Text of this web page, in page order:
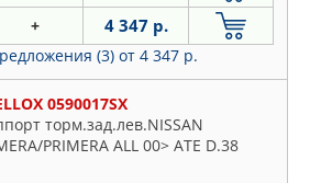
+ 4 347 р.
(3) от 4 347 р.
0590017SX
торм.зад.лев.NISSAN
PRIMERA ALL 00> ATE D.38